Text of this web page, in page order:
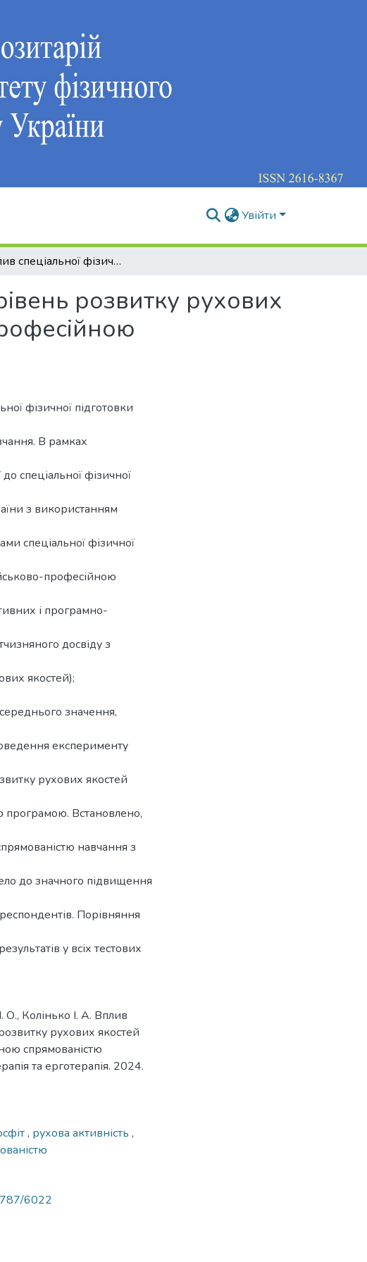
Увійти
Вплив спеціальної фізичної підготовки на рівень розвитку рухових якостей юнаків – учнів ліцею з військово-професійною спрямованістю навчання
розвитку рухових
фізичної підготовки
В рамках
спеціальної фізичної
з використанням
спеціальної фізичної
професійною
і програмно-
досвіду з
якостей);
значення,
експерименту
рухових якостей
програмою. Встановлено,
навчання з
до значного підвищення
Порівняння
у всіх тестових
Колінько І. А. Вплив
рухових якостей
спрямованістю
та ерготерапія. 2024.
, рухова активність ,
6022